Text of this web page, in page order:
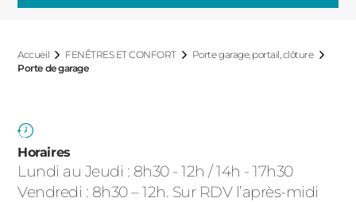
Accueil FENÊTRES ET CONFORT
Porte garage, portail, clôture
Porte de garage
Horaires
Lundi au Jeudi : 8h30 - 12h / 14h - 17h30
Vendredi : 8h30 – 12h. Sur RDV l’après-midi